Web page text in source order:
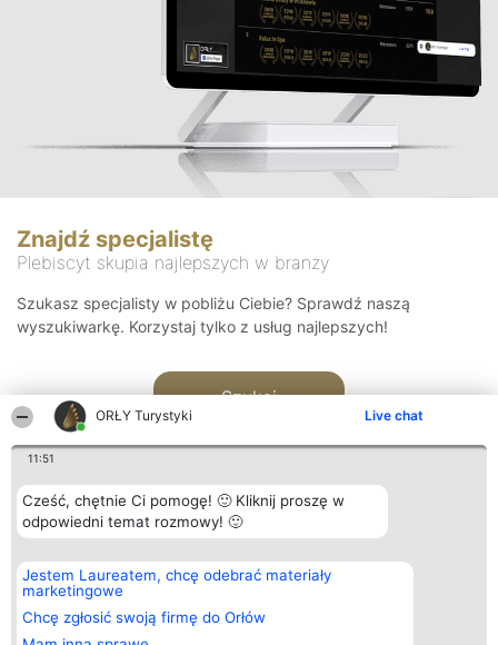
ORŁY Turystyki Live chat
11:51
Cześć, chętnie Ci pomogę! 🙂 Kliknij proszę w
odpowiedni temat rozmowy! 🙂
Jestem Laureatem, chcę odebrać materiały
marketingowe
Chcę zgłosić swoją firmę do Orłów
Znajdź specjalistę
Plebiscyt skupia najlepszych w branży
Szukasz specjalisty w pobliżu Ciebie? Sprawdź naszą
wyszukiwarkę. Korzystaj tylko z usług najlepszych!
Szukaj
Organizator plebiscytu
Bright Side Solutions sp. z o.
o. sp. k.
ul. Ruska 22
Wrocław 50-079
Plebiscyt
Laureaci
wszystkich
Laureatów
Kontakt
Kontakt